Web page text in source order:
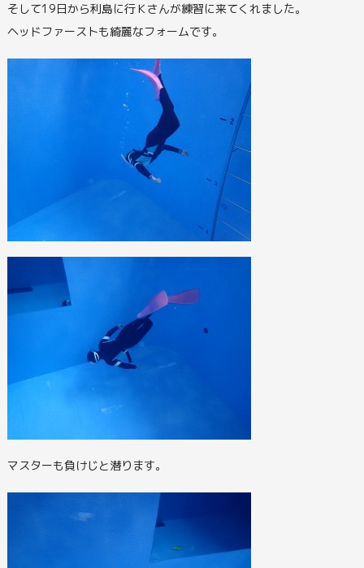
そして19日から利島に行Ｋさんが練習に来てくれました。
ヘッドファーストも綺麗なフォームです。
マスターも負けじと潜ります。